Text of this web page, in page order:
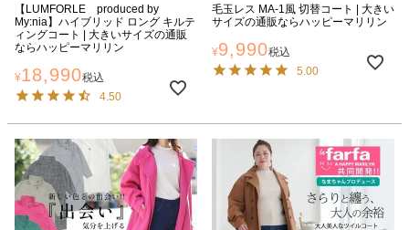
【LUMFORLE produced by
My:nia】ハイブリッド ロング キルテ
ィングコート | 大きいサイズの通販
ならハッピーマリリン
¥18,990税込
4.50
毛玉レス MA-1風 切替コート | 大きい
サイズの通販ならハッピーマリリン
¥9,990税込
5.00